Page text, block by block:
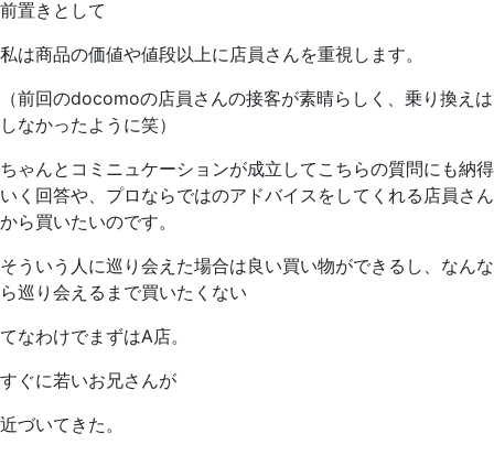
前置きとして
私は商品の価値や値段以上に店員さんを重視します。
（前回のdocomoの店員さんの接客が素晴らしく、乗り換えは
しなかったように笑）
ちゃんとコミニュケーションが成立してこちらの質問にも納得
いく回答や、プロならではのアドバイスをしてくれる店員さん
から買いたいのです。
そういう人に巡り会えた場合は良い買い物ができるし、なんな
ら巡り会えるまで買いたくない
てなわけでまずはA店。
すぐに若いお兄さんが
近づいてきた。